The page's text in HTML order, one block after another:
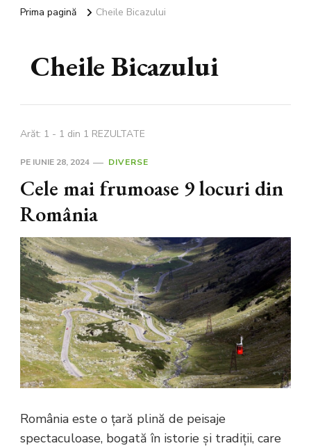
Prima pagină Cheile Bicazului
Cheile Bicazului
Arăt: 1 - 1 din 1 REZULTATE
PE IUNIE 28, 2024 DIVERSE
Cele mai frumoase 9 locuri din
România
România este o țară plină de peisaje
spectaculoase, bogată în istorie și tradiții, care